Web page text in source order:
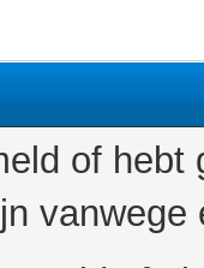
of